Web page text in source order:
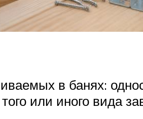
в банях:
или иного вида